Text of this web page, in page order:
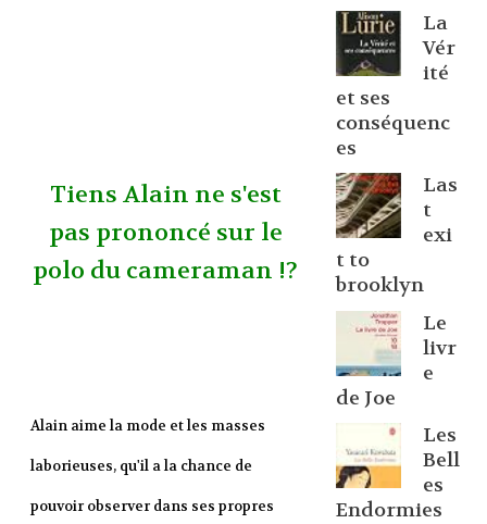
Tiens Alain ne s'est
pas prononcé sur le
polo du cameraman !?
Alain aime la mode et les masses
laborieuses, qu'il a la chance de
pouvoir observer dans ses propres
La
Vér
ité
et ses
conséquenc
es
Las
t
exi
t to
brooklyn
Le
livr
e
de Joe
Les
Bell
es
Endormies